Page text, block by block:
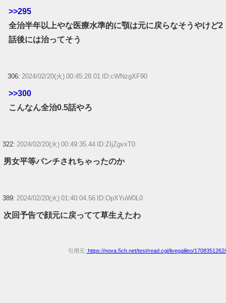
>>295
全治半年以上やな医療水準的に顎は元に戻らなそうやけど2
話後には治ってそう
306: 2024/02/20(火) 00:45:28.01 ID:cWNzgXF90
>>300
こんなん全治0.5話やろ
322: 2024/02/20(火) 00:49:35.44 ID:ZIjZgvxT0
男女平等パンチされちゃったのか
389: 2024/02/20(火) 01:40:04.56 ID:OpXYuW0L0
次回予告で顔元に戻ってて草生えたわ
引用元: https://nova.5ch.net/test/read.cgi/livegalileo/1708351262/